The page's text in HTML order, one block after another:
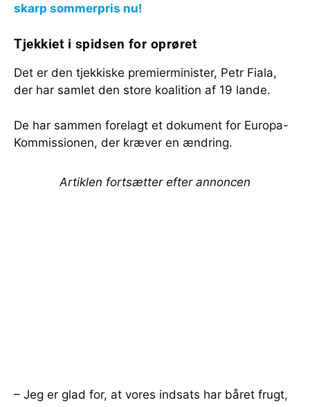
skarp sommerpris nu!
Tjekkiet i spidsen for oprøret
Det er den tjekkiske premierminister, Petr Fiala,
der har samlet den store koalition af 19 lande.
De har sammen forelagt et dokument for Europa-
Kommissionen, der kræver en ændring.
Artiklen fortsætter efter annoncen
– Jeg er glad for, at vores indsats har båret frugt,